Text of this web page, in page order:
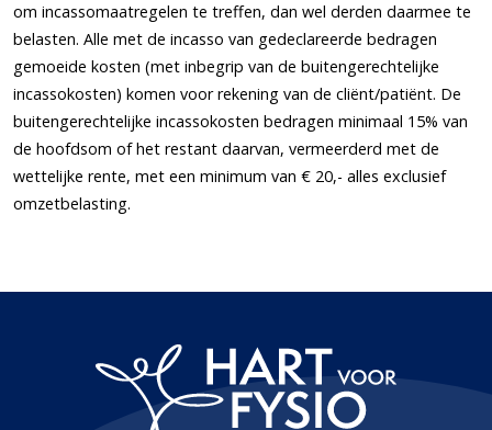
om incassomaatregelen te treffen, dan wel derden daarmee te
belasten. Alle met de incasso van gedeclareerde bedragen
gemoeide kosten (met inbegrip van de buitengerechtelijke
incassokosten) komen voor rekening van de cliënt/patiënt. De
buitengerechtelijke incassokosten bedragen minimaal 15% van
de hoofdsom of het restant daarvan, vermeerderd met de
wettelijke rente, met een minimum van € 20,- alles exclusief
omzetbelasting.